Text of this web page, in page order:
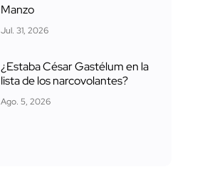
Manzo
Jul. 31, 2026
¿Estaba César Gastélum en la
lista de los narcovolantes?
Ago. 5, 2026